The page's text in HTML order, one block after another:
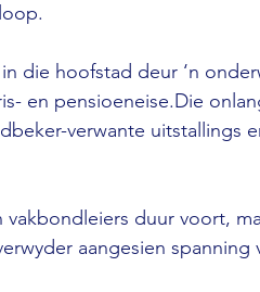
die hoofstad deur ‘n
en pensioeneise.Die
verwante uitstallings
duur voort,
aangesien